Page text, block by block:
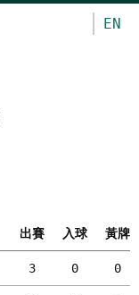
EN
出賽 入球 黃牌
3 0 0